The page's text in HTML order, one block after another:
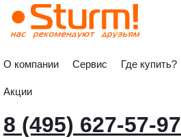
О компании Сервис Где купить?
Акции
8 (495) 627-57-97